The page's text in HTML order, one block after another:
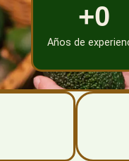
Años de
+0